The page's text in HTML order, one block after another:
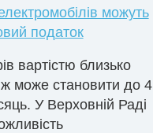
можуть
податок
вартістю близько
може становити до 4
У Верховній Раді